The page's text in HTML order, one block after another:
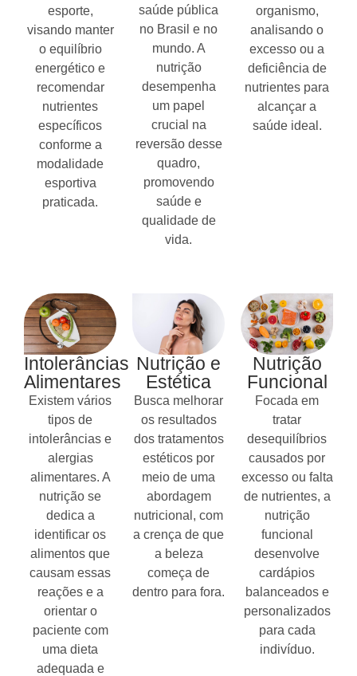
esporte,
visando manter
o equilíbrio
energético e
recomendar
nutrientes
específicos
conforme a
modalidade
esportiva
praticada.
saúde pública
no Brasil e no
mundo. A
nutrição
desempenha
um papel
crucial na
reversão desse
quadro,
promovendo
saúde e
qualidade de
vida.
organismo,
analisando o
excesso ou a
deficiência de
nutrientes para
alcançar a
saúde ideal.
Intolerâncias
Alimentares
Existem vários
tipos de
intolerâncias e
alergias
alimentares. A
nutrição se
dedica a
identificar os
alimentos que
causam essas
reações e a
orientar o
paciente com
uma dieta
adequada e
Nutrição e
Estética
Busca melhorar
os resultados
dos tratamentos
estéticos por
meio de uma
abordagem
nutricional, com
a crença de que
a beleza
começa de
dentro para fora.
Nutrição
Funcional
Focada em
tratar
desequilíbrios
causados por
excesso ou falta
de nutrientes, a
nutrição
funcional
desenvolve
cardápios
balanceados e
personalizados
para cada
indivíduo.